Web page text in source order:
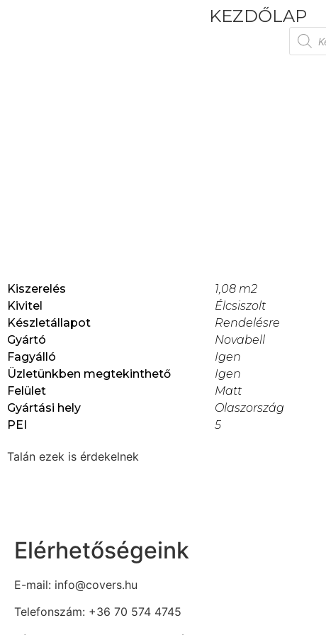
KEZDŐLAP
Kiszerelés
1,08 m2
Kivitel
Élcsiszolt
Készletállapot
Rendelésre
Gyártó
Novabell
Fagyálló
Igen
Üzletünkben megtekinthető
Igen
Felület
Matt
Gyártási hely
Olaszország
PEI
5
Talán ezek is érdekelnek
Elérhetőségeink
E-mail: info@covers.hu
Telefonszám: +36 70 574 4745